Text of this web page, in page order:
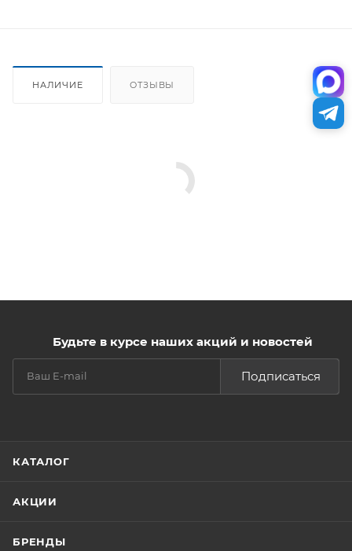
НАЛИЧИЕ ОТЗЫВЫ
Будьте в курсе наших акций и новостей
Подписаться
КАТАЛОГ
АКЦИИ
БРЕНДЫ